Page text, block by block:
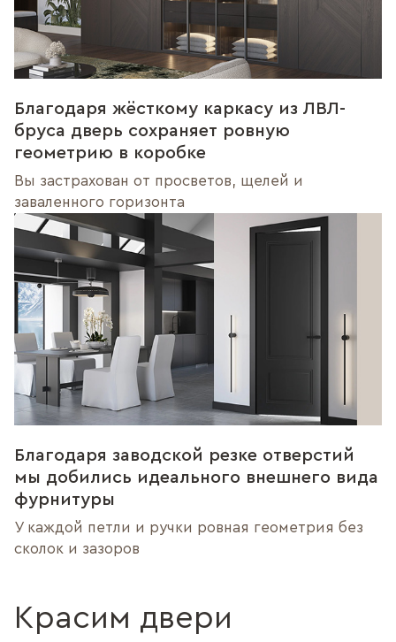
Благодаря жёсткому каркасу из ЛВЛ-
бруса дверь сохраняет ровную
геометрию в коробке
Вы застрахован от просветов, щелей и
заваленного горизонта
Благодаря заводской резке отверстий
мы добились идеального внешнего вида
фурнитуры
У каждой петли и ручки ровная геометрия без
сколок и зазоров
Красим двери